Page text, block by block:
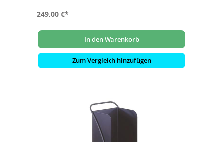
249,00 €*
In den Warenkorb
Zum Vergleich hinzufügen